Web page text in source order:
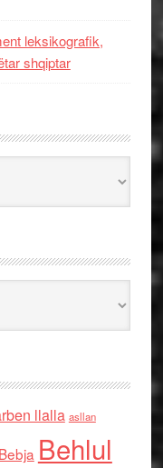
leksikografik,
shqiptar
llalla asllan
Behlul